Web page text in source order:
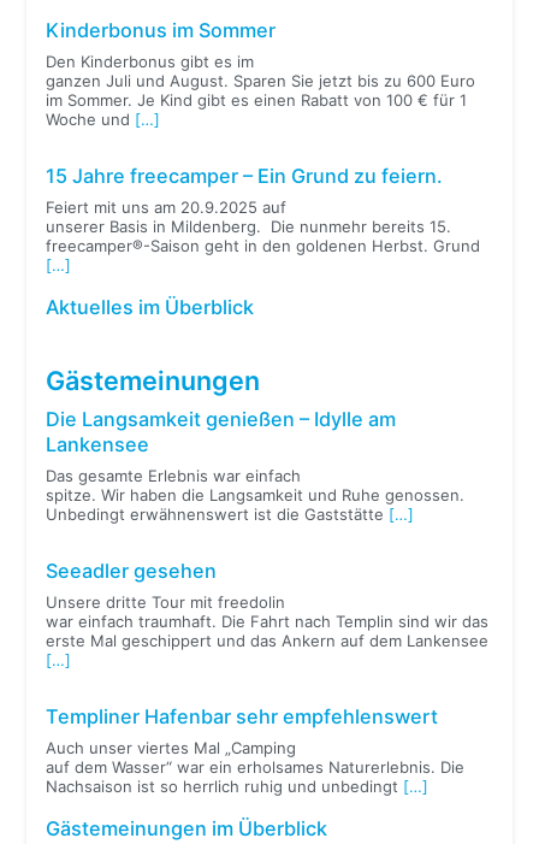
Kinderbonus im Sommer
Den Kinderbonus gibt es im
ganzen Juli und August. Sparen Sie jetzt bis zu 600 Euro
im Sommer. Je Kind gibt es einen Rabatt von 100 € für 1
Woche und […]
15 Jahre freecamper – Ein Grund zu feiern.
Feiert mit uns am 20.9.2025 auf
unserer Basis in Mildenberg. Die nunmehr bereits 15.
freecamper®-Saison geht in den goldenen Herbst. Grund
[…]
Aktuelles im Überblick
Gästemeinungen
Die Langsamkeit genießen – Idylle am
Lankensee
Das gesamte Erlebnis war einfach
spitze. Wir haben die Langsamkeit und Ruhe genossen.
Unbedingt erwähnenswert ist die Gaststätte […]
Seeadler gesehen
Unsere dritte Tour mit freedolin
war einfach traumhaft. Die Fahrt nach Templin sind wir das
erste Mal geschippert und das Ankern auf dem Lankensee
[…]
Templiner Hafenbar sehr empfehlenswert
Auch unser viertes Mal „Camping
auf dem Wasser“ war ein erholsames Naturerlebnis. Die
Nachsaison ist so herrlich ruhig und unbedingt […]
Gästemeinungen im Überblick